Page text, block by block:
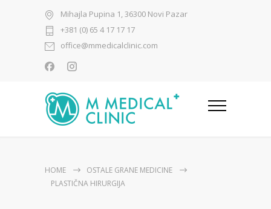
Mihajla Pupina 1, 36300 Novi Pazar
+381 (0) 65 4 17 17 17
office@mmedicalclinic.com
HOME
OSTALE GRANE MEDICINE
PLASTIČNA HIRURGIJA